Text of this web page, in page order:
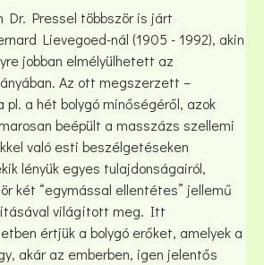
Dr. Pressel többször is járt
Lievegoed-nál (1905 - 1992), akin
jobban elmélyülhetett az
Az ott megszerzett –
a hét bolygó minőségéről, azok
beépült a masszázs szellemi
való esti beszélgetéseken
lényük egyes tulajdonságairól,
két “egymással ellentétes” jellemű
világított meg. Itt
értjük a bolygó erőket, amelyek a
akár az emberben, igen jelentős